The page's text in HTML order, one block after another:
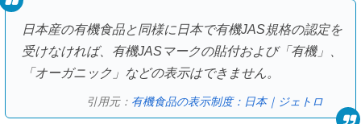
日本産の有機食品と同様に日本で有機JAS規格の認定を
受けなければ、有機JASマークの貼付および「有機」、
「オーガニック」などの表示はできません。
引用元： 有機食品の表示制度：日本｜ジェトロ